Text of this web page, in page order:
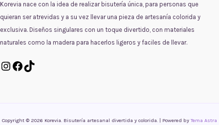
Korevia nace con la idea de realizar bisutería única, para personas que
quieran ser atrevidas y a su vez llevar una pieza de artesanía colorida y
exclusiva. Diseños singulares con un toque divertido, con materiales
naturales como la madera para hacerlos ligeros y faciles de llevar.
Instagram
Facebook
Copyright © 2026 Korevia. Bisutería artesanal divertida y colorida. | Powered by Tema Astra